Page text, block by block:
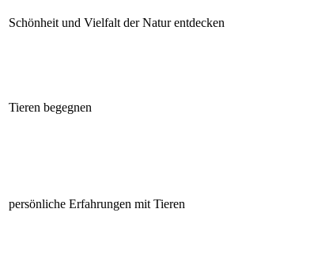
Schönheit und Vielfalt der Natur entdecken
Tieren begegnen
persönliche Erfahrungen mit Tieren